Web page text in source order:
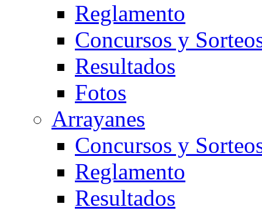
Reglamento
Concursos y
Resultados
Fotos
Arrayanes
Concursos y
Reglamento
Resultados